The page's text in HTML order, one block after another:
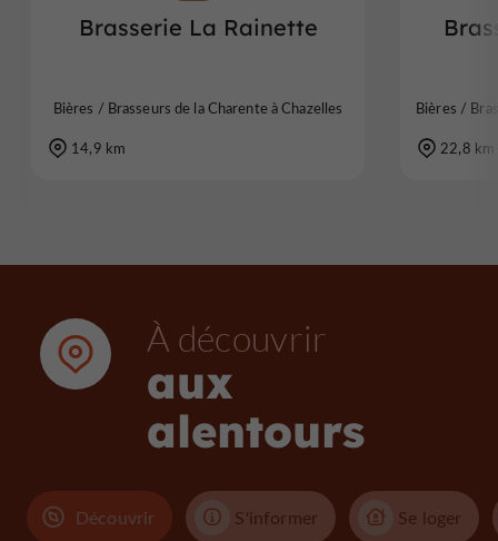
Brasserie La Rainette
Bières / Brasseurs de la Charente à Chazelles
14,9 km
Bières /
22,8 km
À découvrir
aux
alentours
Découvrir S'informer Se loger